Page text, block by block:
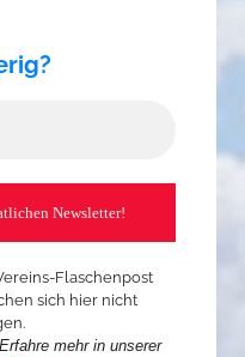
Flaschenpost
sich hier nicht
mehr in unserer